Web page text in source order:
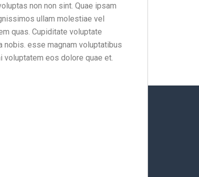
non non sint. Quae ipsam
ullam molestiae vel
quas. Cupiditate voluptate
nobis. esse magnam voluptatibus
voluptatem eos dolore quae et.